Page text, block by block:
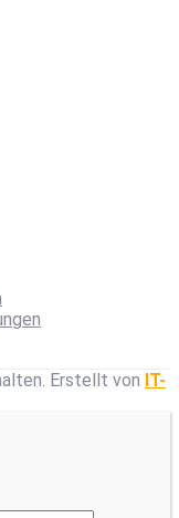
Erstellt von IT-